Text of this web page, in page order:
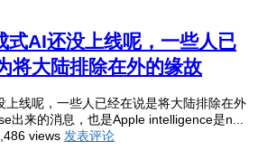
AI还没上线呢，一些人已
将大陆排除在外的缘故
上线呢，一些人已经在说是将大陆排除在外
出来的消息，也是Apple intelligence是n...
views 发表评论